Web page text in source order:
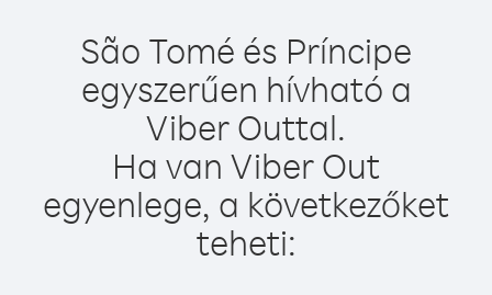
São Tomé és Príncipe
egyszerűen hívható a
Viber Outtal.
Ha van Viber Out
egyenlege, a következőket
teheti: